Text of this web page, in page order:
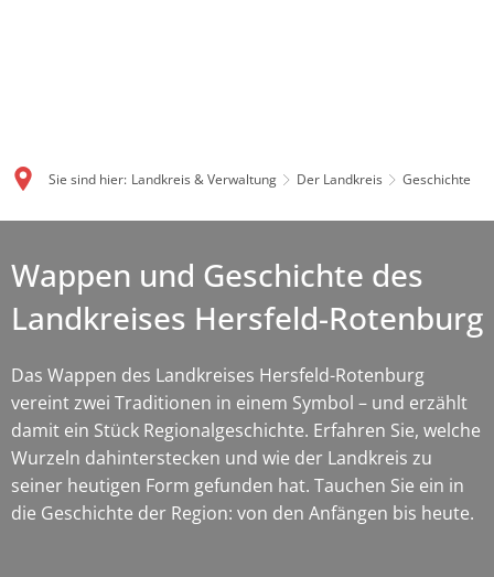
Sie sind hier: Landkreis & Verwaltung Der Landkreis Geschichte
Wappen und Geschichte des
Landkreises Hersfeld-Rotenburg
Das Wappen des Landkreises Hersfeld-Rotenburg
vereint zwei Traditionen in einem Symbol – und erzählt
damit ein Stück Regionalgeschichte. Erfahren Sie, welche
Wurzeln dahinterstecken und wie der Landkreis zu
seiner heutigen Form gefunden hat. Tauchen Sie ein in
die Geschichte der Region: von den Anfängen bis heute.